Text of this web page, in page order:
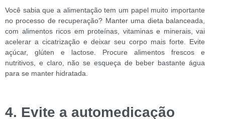
Você sabia que a alimentação tem um papel muito importante
no processo de recuperação? Manter uma dieta balanceada,
com alimentos ricos em proteínas, vitaminas e minerais, vai
acelerar a cicatrização e deixar seu corpo mais forte. Evite
açúcar, glúten e lactose. Procure alimentos frescos e
nutritivos, e claro, não se esqueça de beber bastante água
para se manter hidratada.
4. Evite a automedicação